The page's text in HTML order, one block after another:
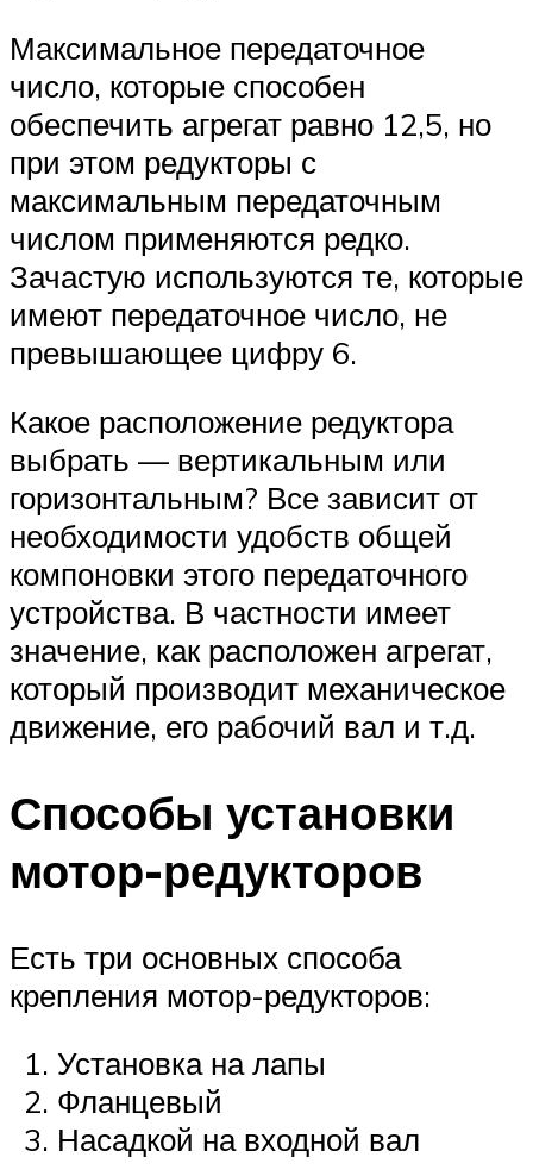
Максимальное передаточное
число, которые способен
обеспечить агрегат равно 12,5, но
при этом редукторы с
максимальным передаточным
числом применяются редко.
Зачастую используются те, которые
имеют передаточное число, не
превышающее цифру 6.
Какое расположение редуктора
выбрать — вертикальным или
горизонтальным? Все зависит от
необходимости удобств общей
компоновки этого передаточного
устройства. В частности имеет
значение, как расположен агрегат,
который производит механическое
движение, его рабочий вал и т.д.
Способы установки
мотор-редукторов
Есть три основных способа
крепления мотор-редукторов:
Установка на лапы
Фланцевый
Насадкой на входной вал